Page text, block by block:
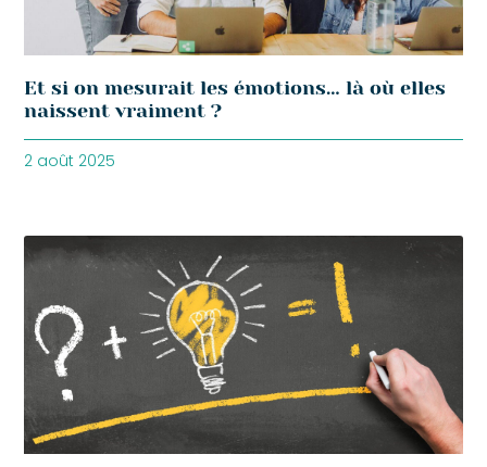
Et si on mesurait les émotions… là où elles
naissent vraiment ?
2 août 2025